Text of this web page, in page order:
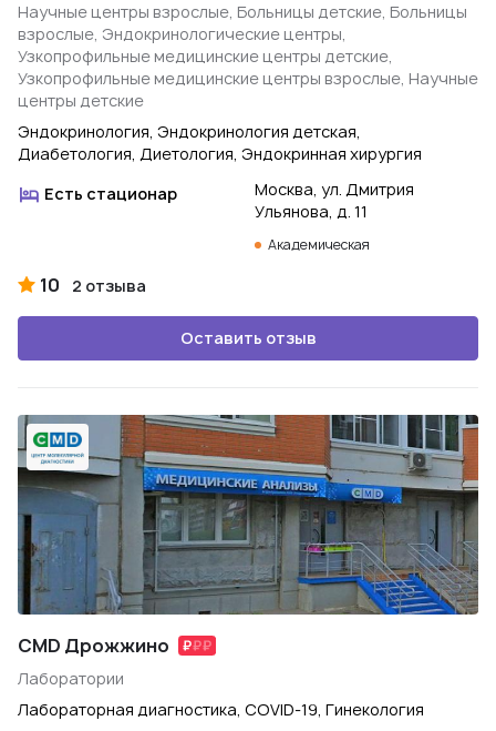
Научные центры взрослые, Больницы детские, Больницы
взрослые, Эндокринологические центры,
Узкопрофильные медицинские центры детские,
Узкопрофильные медицинские центры взрослые, Научные
центры детские
Эндокринология, Эндокринология детская,
Диабетология, Диетология, Эндокринная хирургия
Есть стационар
Москва, ул. Дмитрия
Ульянова, д. 11
Академическая
10 2 отзыва
Оставить отзыв
CMD Дрожжино
Лаборатории
Лабораторная диагностика, COVID-19, Гинекология